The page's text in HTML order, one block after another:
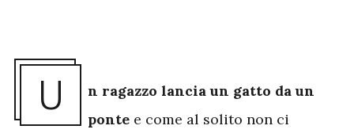
U
n ragazzo lancia un gatto da un
ponte e come al solito non ci